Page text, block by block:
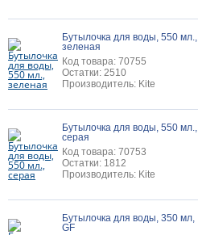
Бутылочка для воды, 550 мл.,
зеленая
Код товара: 70755
Остатки: 2510
Производитель: Kite
Бутылочка для воды, 550 мл.,
серая
Код товара: 70753
Остатки: 1812
Производитель: Kite
Бутылочка для воды, 350 мл,
GF